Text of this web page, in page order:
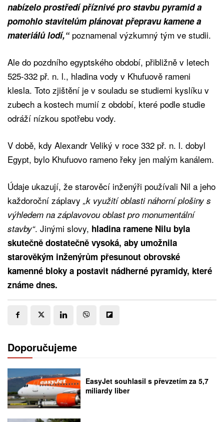
nabízelo prostředí příznivé pro stavbu pyramid a
pomohlo stavitelům plánovat přepravu kamene a
materiálů lodí,“poznamenal výzkumný tým ve studii.
Ale do pozdního egyptského období, přibližně v letech
525-332 př. n. l., hladina vody v Khufuově rameni
klesla. Toto zjištění je v souladu se studiemi kyslíku v
zubech a kostech mumií z období, které podle studie
odráží nízkou spotřebu vody.
V době, kdy Alexandr Veliký v roce 332 př. n. l. dobyl
Egypt, bylo Khufuovo rameno řeky jen malým kanálem.
Údaje ukazují, že starověcí inženýři používali Nil a jeho
každoroční záplavy „k využití oblasti náhorní plošiny s
výhledem na záplavovou oblast pro monumentální
stavby“. Jinými slovy, hladina ramene Nilu byla
skutečně dostatečně vysoká, aby umožnila
starověkým inženýrům přesunout obrovské
kamenné bloky a postavit nádherné pyramidy, které
známe dnes.
Doporučujeme
EasyJet souhlasil s převzetím za 5,7
miliardy liber